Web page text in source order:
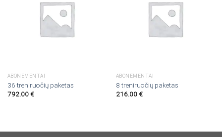
ABONEMENTAI
36 treniruočių paketas
792.00€
ABONEMENTAI
8 treniruočių paketas
216.00€